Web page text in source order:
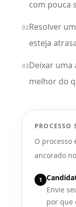
com pouca
02Resolver
esteja
03Deixar uma
melhor do
PROCESSO
O
ancorado
1
Envie
por que